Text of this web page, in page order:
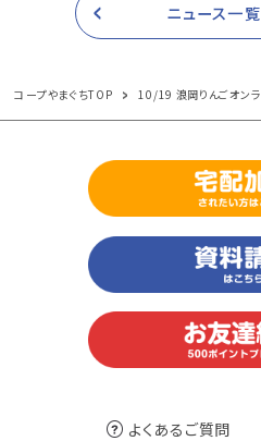
ニュース一
コープやまぐちTOP 10/19 浪岡りんごオンラ
よくあるご質問